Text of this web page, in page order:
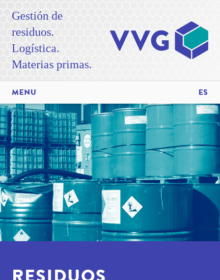
Gestión de
residuos.
Logística.
Materias primas.
MENU ES